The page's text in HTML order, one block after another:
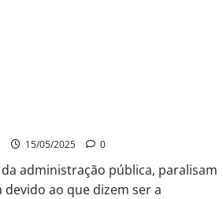
15/05/2025 0
administração pública, paralisam
devido ao que dizem ser a